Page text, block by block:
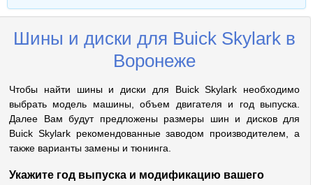
Шины и диски для Buick Skylark в
Воронеже
Чтобы найти шины и диски для Buick Skylark необходимо
выбрать модель машины, объем двигателя и год выпуска.
Далее Вам будут предложены размеры шин и дисков для
Buick Skylark рекомендованные заводом производителем, а
также варианты замены и тюнинга.
Укажите год выпуска и модификацию вашего